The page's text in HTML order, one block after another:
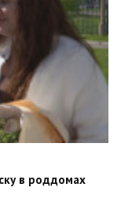
в роддомах